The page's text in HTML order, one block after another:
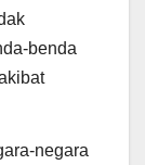
benda
negara